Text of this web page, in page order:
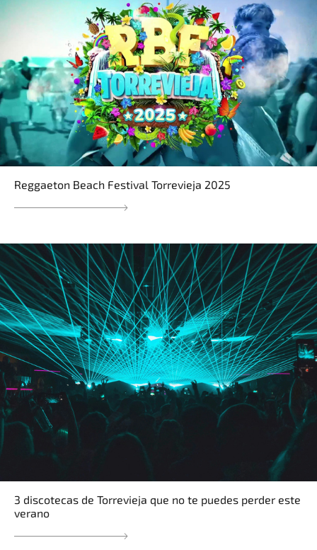
Reggaeton Beach Festival Torrevieja 2025
3 discotecas de Torrevieja que no te puedes perder este
verano